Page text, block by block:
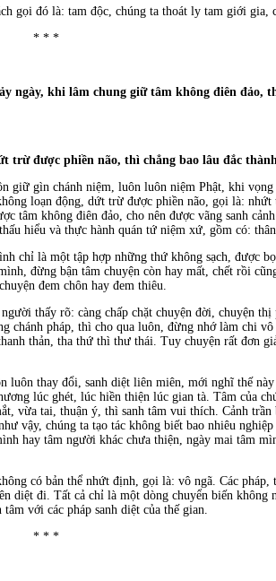
gọi đó là: tam độc, chúng ta thoát ly tam giới gia,
* * *
ngày, khi lâm chung giữ tâm không điên đảo,
trừ được phiền não, thì chẳng bao lâu đắc
giữ gìn chánh niệm, luôn luôn niệm Phật, khi
loạn động, dứt trừ được phiền não, gọi là: nhứt
tâm không điên đảo, cho nên được vãng sanh
hiểu và thực hành quán tứ niệm xứ, gồm có:
chỉ là một tập hợp những thứ không sạch, được
đừng bận tâm chuyện còn hay mất, chết rồi
đem chôn hay đem thiêu.
thấy rõ: càng chấp chặt chuyện đời, chuyện thị
chánh pháp, thì cho qua luôn, đừng nhớ làm chi
thản, tha thứ thì thư thái. Tuy chuyện rất đơn
luôn thay đổi, sanh diệt liên miên, mới nghĩ thế
lúc ghét, lúc hiền thiện lúc gian tà. Tâm của
vừa tai, thuận ý, thì sanh tâm vui thích. Cảnh
vậy, chúng ta tạo tác không biết bao nhiêu
hay tâm người khác chưa thiện, ngày mai tâm
có bản thể nhứt định, gọi là: vô ngã. Các
diệt đi. Tất cả chỉ là một dòng chuyển biến không
với các pháp sanh diệt của thế gian.
* * *